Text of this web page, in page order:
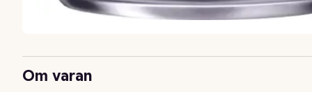
Om varan